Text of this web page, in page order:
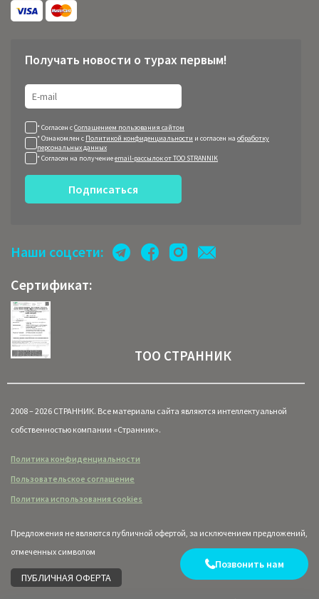
Получать новости о турах первым!
* Согласен сСоглашением пользования сайтом
* Ознакомлен с Политикой конфиденциальности и согласен на обработку
персональных данных
* Согласен на получениеemail-рассылок от ТОО STRANNIK
Подписаться
Наши соцсети:
Сертификат:
ТОО СТРАННИК
2008 – 2026 СТРАННИК. Все материалы сайта являются интеллектуальной
собственностью компании «Странник».
Политика конфиденциальности
Пользовательское соглашение
Политика использования cookies
Предложения не являются публичной офертой, за исключением предложений,
отмеченных символом
ПУБЛИЧНАЯ ОФЕРТА
Позвонить нам